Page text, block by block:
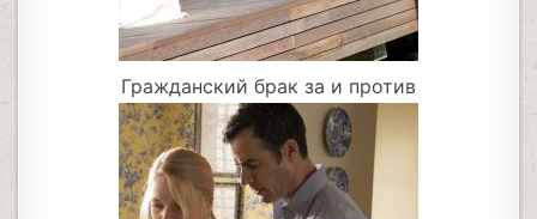
Гражданский брак за и против